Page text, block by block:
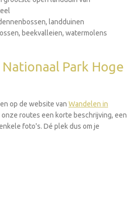
landduinen
beekvalleien, watermolens
Park Hoge
op de website van Wandelen in
onze routes een korte beschrijving, een
foto's. Dé plek dus om je